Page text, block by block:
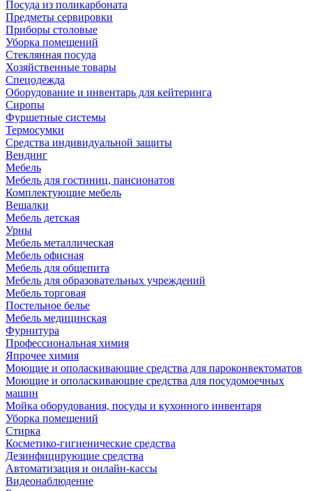
Посуда из поликарбоната
Предметы сервировки
Приборы столовые
Уборка помещений
Стеклянная посуда
Хозяйственные товары
Спецодежда
Оборудование и инвентарь для кейтеринга
Сиропы
Фуршетные системы
Термосумки
Средства индивидуальной защиты
Вендинг
Мебель
Мебель для гостиниц, пансионатов
Комплектующие мебель
Вешалки
Мебель детская
Урны
Мебель металлическая
Мебель офисная
Мебель для общепита
Мебель для образовательных учреждений
Мебель торговая
Постельное белье
Мебель медицинская
Фурнитура
Профессиональная химия
Япрочее химия
Моющие и ополаскивающие средства для пароконвектоматов
Моющие и ополаскивающие средства для посудомоечных
машин
Мойка оборудования, посуды и кухонного инвентаря
Уборка помещений
Стирка
Косметико-гигиенические средства
Дезинфицирующие средства
Автоматизация и онлайн-кассы
Видеонаблюдение